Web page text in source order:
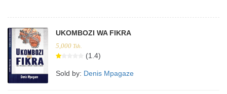
UKOMBOZI WA FIKRA
5,000 Tsh.
(1.4)
Sold by: Denis Mpagaze